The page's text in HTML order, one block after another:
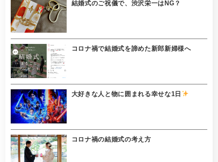
結婚式のご祝儀で、渋沢栄一はNG？
コロナ禍で結婚式を諦めた新郎新婦様へ
大好きな人と物に囲まれる幸せな1日
コロナ禍の結婚式の考え方